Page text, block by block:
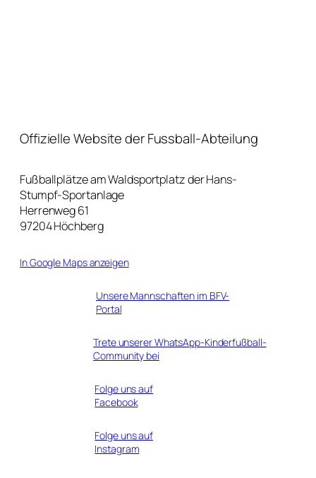
Offizielle Website der Fussball-Abteilung
Fußballplätze am Waldsportplatz der Hans-
Stumpf-Sportanlage
Herrenweg 61
97204 Höchberg
In Google Maps anzeigen
Unsere Mannschaften im BFV-
Portal
Trete unserer WhatsApp-Kinderfußball-
Community bei
Folge uns auf
Facebook
Folge uns auf
Instagram